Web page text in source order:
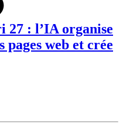
27 : l’IA organise
pages web et crée